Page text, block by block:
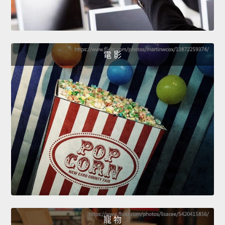
電 影
寵 物